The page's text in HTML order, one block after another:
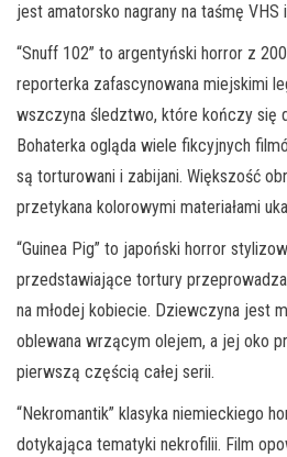
jest amatorsko nagrany na taśmę VHS
“Snuff 102” to argentyński horror z
reporterka zafascynowana miejskimi
wszczyna śledztwo, które kończy się
Bohaterka ogląda wiele fikcyjnych
są torturowani i zabijani. Większość
przetykana kolorowymi materiałami
“Guinea Pig” to japoński horror
przedstawiające tortury
na młodej kobiecie. Dziewczyna jest
oblewana wrzącym olejem, a jej oko
pierwszą częścią całej serii.
“Nekromantik” klasyka niemieckiego
dotykająca tematyki nekrofilii. Film